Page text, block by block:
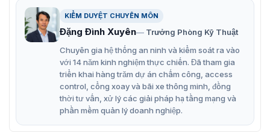
Chuyển đổi tần số DC linh hoạt
Công nghệ chuyển đổi tần số DC cho phép điều chỉnh
tốc độ nâng và hạ cần trục một cách độc lập. Điều này
giúp tối ưu hóa thời gian xử lý xe cộ, đảm bảo phương
tiện có thể đi qua nhanh chóng mà vẫn an toàn khi cần
trục hạ xuống.
Tốc độ nâng cao: Cần trục có thể nâng lên với tốc độ
nhanh, giúp xe qua trạm mà không gây ùn tắc giao
thông.
KIỂM DUYỆT CHUYÊN MÔN
Đặng Đình Xuyên
Trưởng Phòng Kỹ Thuật
Chuyên gia hệ thống an ninh và kiểm soát ra vào
với 14 năm kinh nghiệm thực chiến. Đã tham gia
triển khai hàng trăm dự án chấm công, access
control, cổng xoay và bãi xe thông minh, đồng
thời tư vấn, xử lý các giải pháp hạ tầng mạng và
phần mềm quản lý doanh nghiệp.